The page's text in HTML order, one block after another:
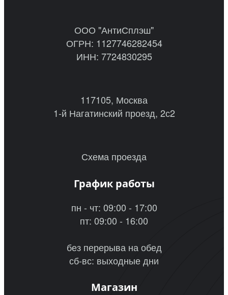
ООО "АнтиСплэш"
ОГРН: 1127746282454
ИНН: 7724830295
117105, Москва
1-й Нагатинский проезд, 2с2
Схема проезда
График работы
пн - чт: 09:00 - 17:00
пт: 09:00 - 16:00
без перерыва на обед
сб-вс: выходные дни
Магазин